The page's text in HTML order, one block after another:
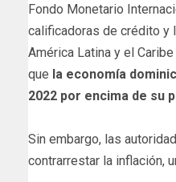
Fondo Monetario
calificadoras de crédito y
América Latina y el
que la economía
2022 por encima de su
Sin embargo, las
contrarrestar la inflación,